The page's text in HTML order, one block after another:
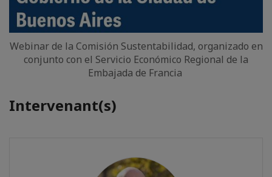
Webinar de la Comisión Sustentabilidad, organizado en
conjunto con el Servicio Económico Regional de la
Embajada de Francia
Intervenant(s)